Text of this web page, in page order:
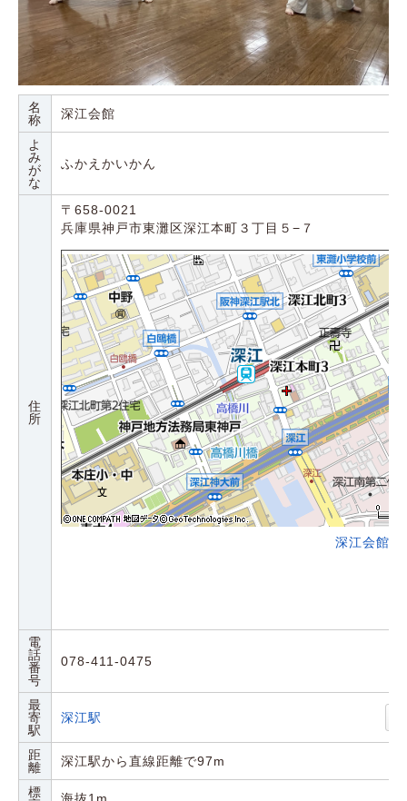
名
称
深江会館
よ
み
が
な
ふかえかいかん
住
所
〒658-0021
兵庫県神戸市東灘区深江本町３丁目５−７
深江会館
電
話
番
号
078-411-0475
最
寄
駅
深江駅
距
離
深江駅から直線距離で97m
標
海抜1m